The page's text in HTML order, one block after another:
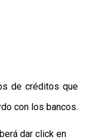
de créditos que
con los bancos.
dar click en